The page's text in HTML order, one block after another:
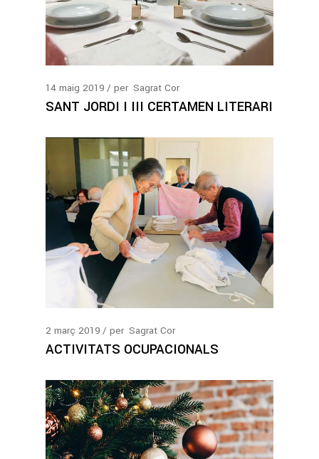
14 maig 2019 per Sagrat Cor
SANT JORDI I III CERTAMEN LITERARI
2 març 2019 per Sagrat Cor
ACTIVITATS OCUPACIONALS